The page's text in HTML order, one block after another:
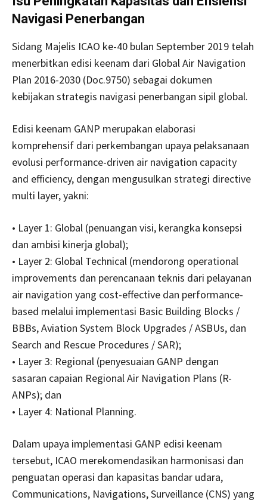
Navigasi Penerbangan
Sidang Majelis ICAO ke-40 bulan September 2019 telah
menerbitkan edisi keenam dari Global Air Navigation
Plan 2016-2030 (Doc.9750) sebagai dokumen
kebijakan strategis navigasi penerbangan sipil global.
Edisi keenam GANP merupakan elaborasi
komprehensif dari perkembangan upaya pelaksanaan
evolusi performance-driven air navigation capacity
and efficiency, dengan mengusulkan strategi directive
multi layer, yakni:
• Layer 1: Global (penuangan visi, kerangka konsepsi
dan ambisi kinerja global);
• Layer 2: Global Technical (mendorong operational
improvements dan perencanaan teknis dari pelayanan
air navigation yang cost-effective dan performance-
based melalui implementasi Basic Building Blocks /
BBBs, Aviation System Block Upgrades / ASBUs, dan
Search and Rescue Procedures / SAR);
• Layer 3: Regional (penyesuaian GANP dengan
sasaran capaian Regional Air Navigation Plans (R-
ANPs); dan
• Layer 4: National Planning.
Dalam upaya implementasi GANP edisi keenam
tersebut, ICAO merekomendasikan harmonisasi dan
penguatan operasi dan kapasitas bandar udara,
Communications, Navigations, Surveillance (CNS) yang